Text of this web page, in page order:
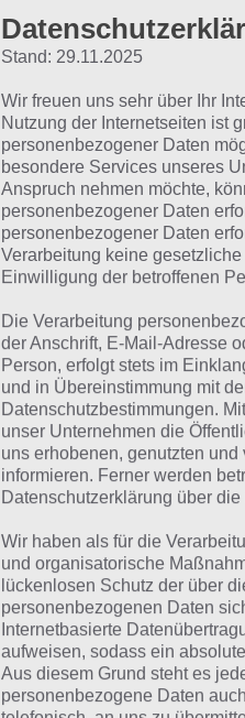
JETZT KOSTENLOS
Die Lösung für das
in 4 Bilder 1 Wort. Wenn
RITTER
Du suchst eine andere
Rätsel aus dem Jahr
gesucht war
Zur Übersicht:4 Bilder
Stand: 29.11.2025
Wir freuen uns sehr über Ihr
Nutzung der Internetseiten ist
personenbezogener Daten
besondere Services unseres
Anspruch nehmen möchte,
personenbezogener Daten
personenbezogener Daten
Verarbeitung keine
Einwilligung der betroffenen
Die Verarbeitung
der Anschrift, E-Mail-Adresse
Person, erfolgt stets im
und in Übereinstimmung mit
Datenschutzbestimmungen.
unser Unternehmen die
uns erhobenen, genutzten
informieren. Ferner werden
Datenschutzerklärung über
Wir haben als für die
und organisatorische
lückenlosen Schutz der über
personenbezogenen Daten
Internetbasierte
aufweisen, sodass ein
Aus diesem Grund steht es
personenbezogene Daten